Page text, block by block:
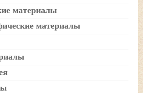
материалы
материалы